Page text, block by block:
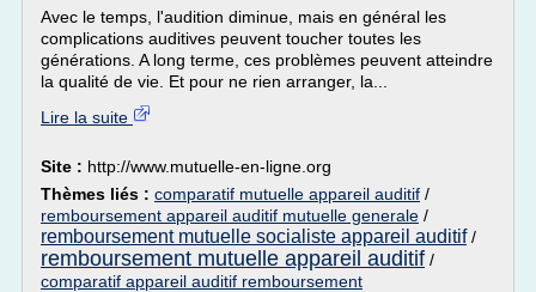
Avec le temps, l'audition diminue, mais en général les
complications auditives peuvent toucher toutes les
générations. A long terme, ces problèmes peuvent atteindre
la qualité de vie. Et pour ne rien arranger, la...
Lire la suite
Site : http://www.mutuelle-en-ligne.org
Thèmes liés : comparatif mutuelle appareil auditif /
remboursement appareil auditif mutuelle generale /
remboursement mutuelle socialiste appareil auditif/
remboursement mutuelle appareil auditif /
comparatif appareil auditif remboursement